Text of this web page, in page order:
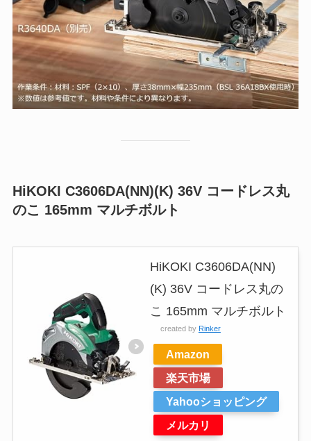
HiKOKI C3606DA(NN)(K) 36V コードレス丸
のこ 165mm マルチボルト
HiKOKI C3606DA(NN)
(K) 36V コードレス丸の
こ 165mm マルチボルト
created by Rinker
Amazon
楽天市場
Yahooショッピング
メルカリ